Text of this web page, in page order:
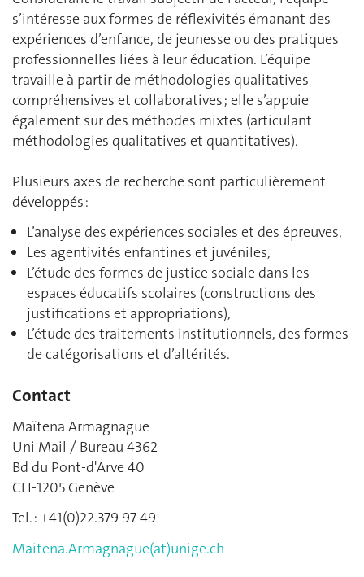
s’intéresse aux formes de réflexivités émanant des
expériences d’enfance, de jeunesse ou des pratiques
professionnelles liées à leur éducation. L’équipe
travaille à partir de méthodologies qualitatives
compréhensives et collaboratives ; elle s’appuie
également sur des méthodes mixtes (articulant
méthodologies qualitatives et quantitatives).
Plusieurs axes de recherche sont particulièrement
développés :
L’analyse des expériences sociales et des épreuves,
Les agentivités enfantines et juvéniles,
L’étude des formes de justice sociale dans les
espaces éducatifs scolaires (constructions des
justifications et appropriations),
L’étude des traitements institutionnels, des formes
de catégorisations et d’altérités.
Contact
Maïtena Armagnague
Uni Mail / Bureau 4362
Bd du Pont-d'Arve 40
CH-1205 Genève
Tel. : +41(0)22.379 97 49
Maitena.Armagnague(at)unige.ch